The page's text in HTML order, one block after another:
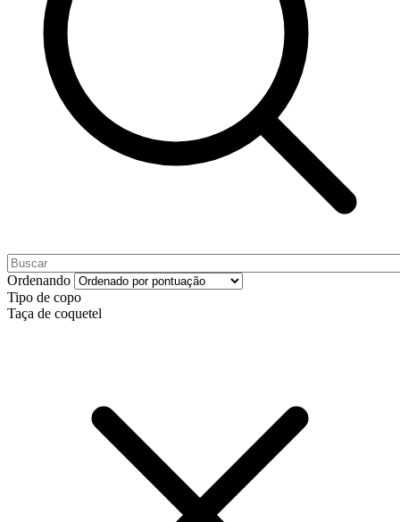
Ordenando
Tipo de copo
Taça de coquetel